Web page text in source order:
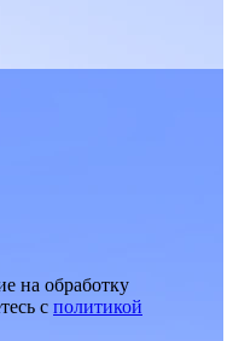
на обработку
c политикой